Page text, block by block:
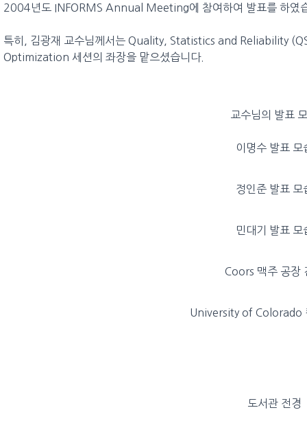
2004년도 INFORMS Annual Meeting에 참여하여 발표를 하였
특히, 김광재 교수님께서는 Quality, Statistics and Reliability
Optimization 세션의 좌장을 맡으셨습니다.
교수님의 발표
이명수 발표 모
정인준 발표 모
민대기 발표 모
Coors 맥주 공장
University of Colorado
도서관 전경